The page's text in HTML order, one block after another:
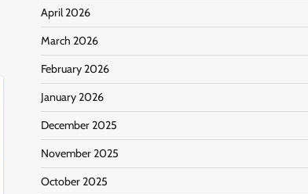
April 2026
March 2026
February 2026
January 2026
December 2025
November 2025
October 2025